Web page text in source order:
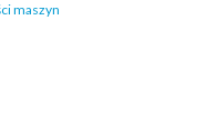
maszyn